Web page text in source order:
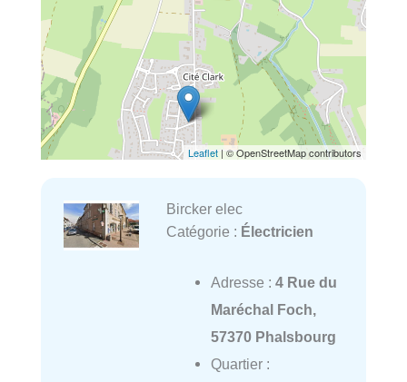
Leaflet | © OpenStreetMap contributors
Bircker elec
Catégorie : Électricien
Adresse : 4 Rue du
Maréchal Foch,
57370 Phalsbourg
Quartier :